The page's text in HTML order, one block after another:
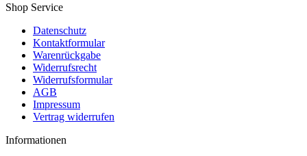
Shop Service
Datenschutz
Kontaktformular
Warenrückgabe
Widerrufsrecht
Widerrufsformular
AGB
Impressum
Vertrag widerrufen
Informationen